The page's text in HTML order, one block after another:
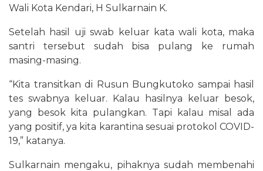
Wali Kota Kendari, H Sulkarnain K.
Setelah hasil uji swab keluar kata wali kota, maka
santri tersebut sudah bisa pulang ke rumah
masing-masing.
“Kita transitkan di Rusun Bungkutoko sampai hasil
tes swabnya keluar. Kalau hasilnya keluar besok,
yang besok kita pulangkan. Tapi kalau misal ada
yang positif, ya kita karantina sesuai protokol COVID-
19,” katanya.
Sulkarnain mengaku, pihaknya sudah membenahi